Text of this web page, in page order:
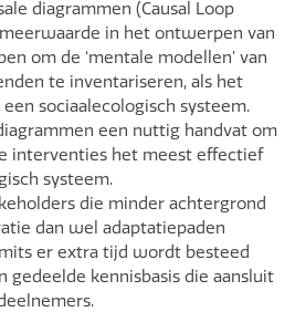
diagrammen (Causal Loop
in het ontwerpen van
om de ‘mentale modellen’ van
te inventariseren, als het
sociaalecologisch systeem.
een nuttig handvat om
interventies het meest effectief
systeem.
die minder achtergrond
dan wel adaptatiepaden
er extra tijd wordt besteed
gedeelde kennisbasis die aansluit